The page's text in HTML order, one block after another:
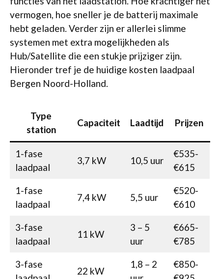
vermogen, hoe sneller je de batterij maximale
hebt geladen. Verder zijn er allerlei slimme
systemen met extra mogelijkheden als
Hub/Satellite die een stukje prijziger zijn.
Hieronder tref je de huidige kosten laadpaal
Bergen Noord-Holland.
Type
station
Capaciteit Laadtijd Prijzen
1-fase
laadpaal
3,7 kW 10,5 uur
€535-
€615
1-fase
laadpaal
7,4 kW 5,5 uur
€520-
€610
3-fase
laadpaal
11 kW
3 – 5
uur
€665-
€785
3-fase
22 kW
1,8 – 2
€850-